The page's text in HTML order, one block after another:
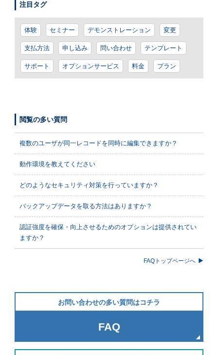
注目タグ
体験 セミナー デモンストレーション 変更
支払方法 申し込み 問い合わせ テンプレート
サポート オプションサービス 料金 プラン
閲覧の多い質問
複数のユーザが同一レコードを同時に編集できますか？
動作環境を教えてください
どのようなセキュリティ対策を行っていますか？
バックアップデータを取る方法はありますか？
認証強度を確保・向上させるためのオプションは提供されてい
ますか？
FAQトップページへ
お問い合わせの多い質問はコチラ
FAQ